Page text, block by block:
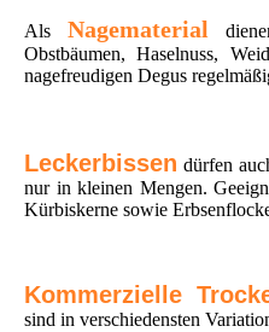
Als Nagematerial
Obstbäumen, Haselnuss,
nagefreudigen Degus
Leckerbissen dürfen
nur in kleinen Mengen.
Kürbiskerne sowie
Kommerzielle
sind in verschiedensten